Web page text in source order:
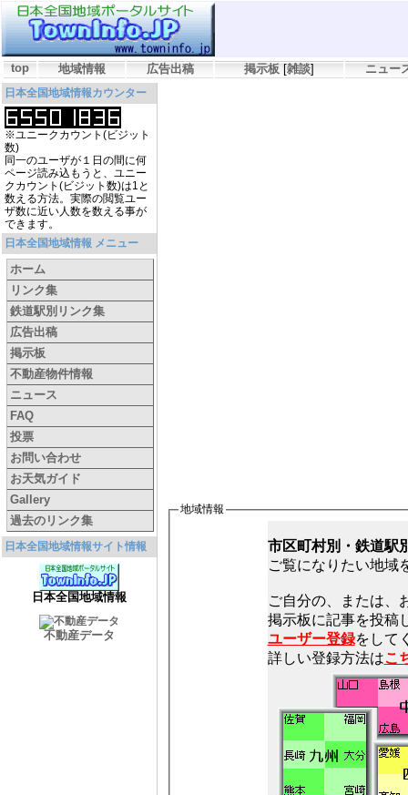
top 地域情報 広告出稿 掲示板 [雑談] ニュー
日本全国地域情報カウンター
※ユニークカウント(ビジット
数)
同一のユーザが１日の間に何
ページ読み込もうと、ユニー
クカウント(ビジット数)は1と
数える方法。実際の閲覧ユー
ザ数に近い人数を数える事が
できます。
日本全国地域情報 メニュー
ホーム
リンク集
鉄道駅別リンク集
広告出稿
掲示板
不動産物件情報
ニュース
FAQ
投票
お問い合わせ
お天気ガイド
Gallery
過去のリンク集
日本全国地域情報サイト情報
日本全国地域情報
不動産データ
地域情報
市区町村別・鉄道駅
ご覧になりたい地域
ご自分の、または、
ユーザー登録をして
詳しい登録方法はこ